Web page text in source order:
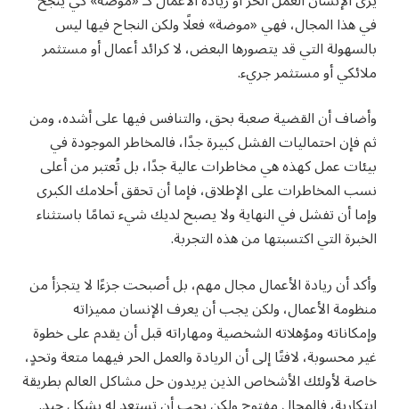
في هذا المجال، فهي «موضة» فعلًا ولكن النجاح فيها ليس
بالسهولة التي قد يتصورها البعض، لا كرائد أعمال أو مستثمر
ملائكي أو مستثمر جريء.
وأضاف أن القضية صعبة بحق، والتنافس فيها على أشده، ومن
ثم فإن احتماليات الفشل كبيرة جدًا، فالمخاطر الموجودة في
بيئات عمل كهذه هي مخاطرات عالية جدًا، بل تُعتبر من أعلى
نسب المخاطرات على الإطلاق، فإما أن تحقق أحلامك الكبرى
وإما أن تفشل في النهاية ولا يصبح لديك شيء تمامًا باستثناء
الخبرة التي اكتسبتها من هذه التجربة.
وأكد أن ريادة الأعمال مجال مهم، بل أصبحت جزءًا لا يتجزأ من
منظومة الأعمال، ولكن يجب أن يعرف الإنسان مميزاته
وإمكاناته ومؤهلاته الشخصية ومهاراته قبل أن يقدم على خطوة
غير محسوبة، لافتًا إلى أن الريادة والعمل الحر فيهما متعة وتحدٍ،
خاصة لأولئك الأشخاص الذين يريدون حل مشاكل العالم بطريقة